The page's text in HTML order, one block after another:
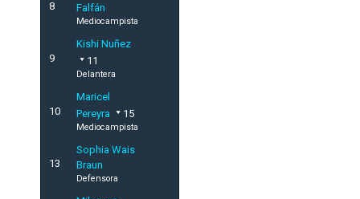
8
Falfán
Mediocampista
9
Kishi Nuñez
11
Delantera
10
Maricel
Pereyra
15
Mediocampista
13
Sophia Wais
Braun
Defensora